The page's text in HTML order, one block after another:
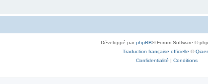
Développé parphpBB® Forum Software ©
Traduction française officielle ©
Confidentialité | Conditions